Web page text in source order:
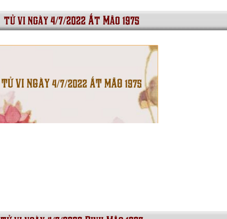
tử vi ngày 4/7/2022 Ất Mão 1975
TỬ VI NGÀY 4/7/2022 ẤT MÃO 1975